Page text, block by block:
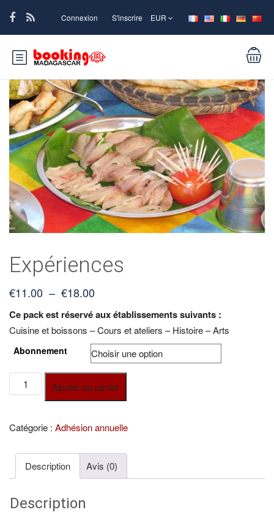
Connexion S'inscrire EUR
Expériences
€11.00 – €18.00
prix :
€11.00
à
€18.00
Ce pack est réservé aux établissements suivants :
Cuisine et boissons – Cours et ateliers – Histoire – Arts
Abonnement
quantité
de
Ajouter au panier
Catégorie : Adhésion annuelle
Description Avis (0)
Description